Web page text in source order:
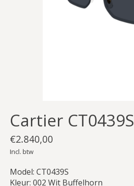
Cartier CT0439S
€2.840,00
Incl. btw
Model: CT0439S
Kleur: 002 Wit Buffelhorn